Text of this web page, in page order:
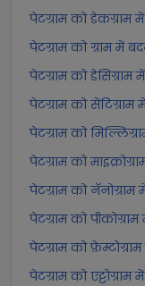
पेटग्राम को डेकग्राम
पेटग्राम को ग्राम में
पेटग्राम को डेसिग्राम
पेटग्राम को
पेटग्राम को
पेटग्राम को
पेटग्राम को
पेटग्राम को
पेटग्राम को
पेटग्राम को